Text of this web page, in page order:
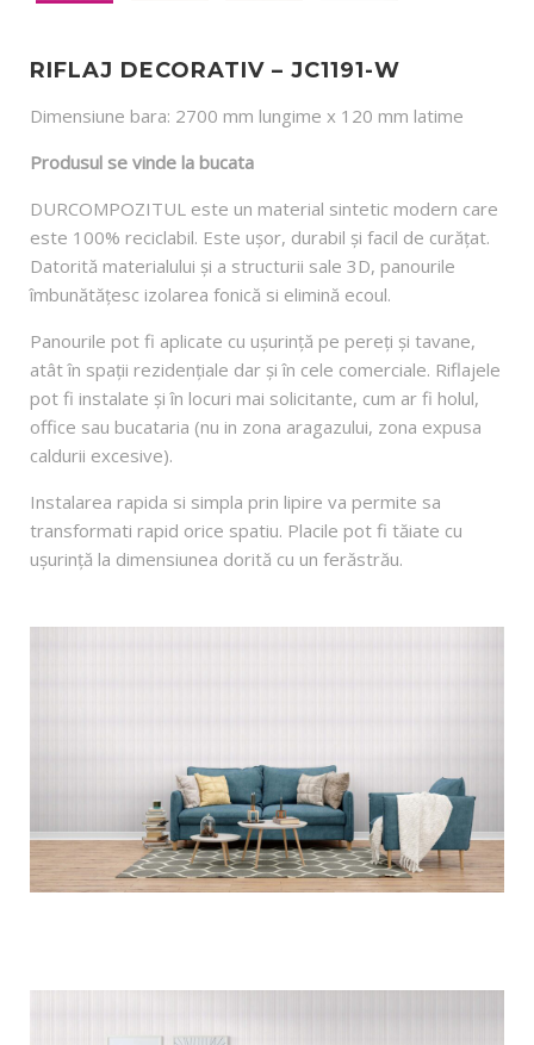
RIFLAJ DECORATIV – JC1191-W
Dimensiune bara: 2700 mm lungime x 120 mm latime
Produsul se vinde la bucata
DURCOMPOZITUL este un material sintetic modern care
este 100% reciclabil. Este ușor, durabil și facil de curățat.
Datorită materialului și a structurii sale 3D, panourile
îmbunătățesc izolarea fonică si elimină ecoul.
Panourile pot fi aplicate cu ușurință pe pereți și tavane,
atât în spații rezidențiale dar și în cele comerciale. Riflajele
pot fi instalate și în locuri mai solicitante, cum ar fi holul,
office sau bucataria (nu in zona aragazului, zona expusa
caldurii excesive).
Instalarea rapida si simpla prin lipire va permite sa
transformati rapid orice spatiu. Placile pot fi tăiate cu
ușurință la dimensiunea dorită cu un ferăstrău.